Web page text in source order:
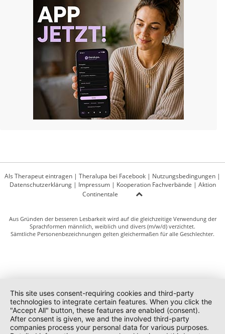
Als Therapeut eintragen | Theralupa bei Facebook | Nutzungsbedingungen |
Datenschutzerklärung| Impressum| Kooperation Fachverbände | Aktion
Continentale
Aus Gründen der besseren Lesbarkeit wird auf die gleichzeitige Verwendung der
Sprachformen männlich, weiblich und divers (m/w/d) verzichtet.
Sämtliche Personenbezeichnungen gelten gleichermaßen für alle Geschlechter.
This site uses consent-requiring cookies and third-party
technologies to integrate certain features. When you click the
"Accept All" button, these features are enabled (consent).
After consent is given, we and the involved third-party
companies process your personal data for various purposes.